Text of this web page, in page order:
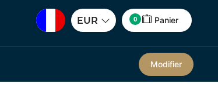
EUR 0 Panier
Modifier